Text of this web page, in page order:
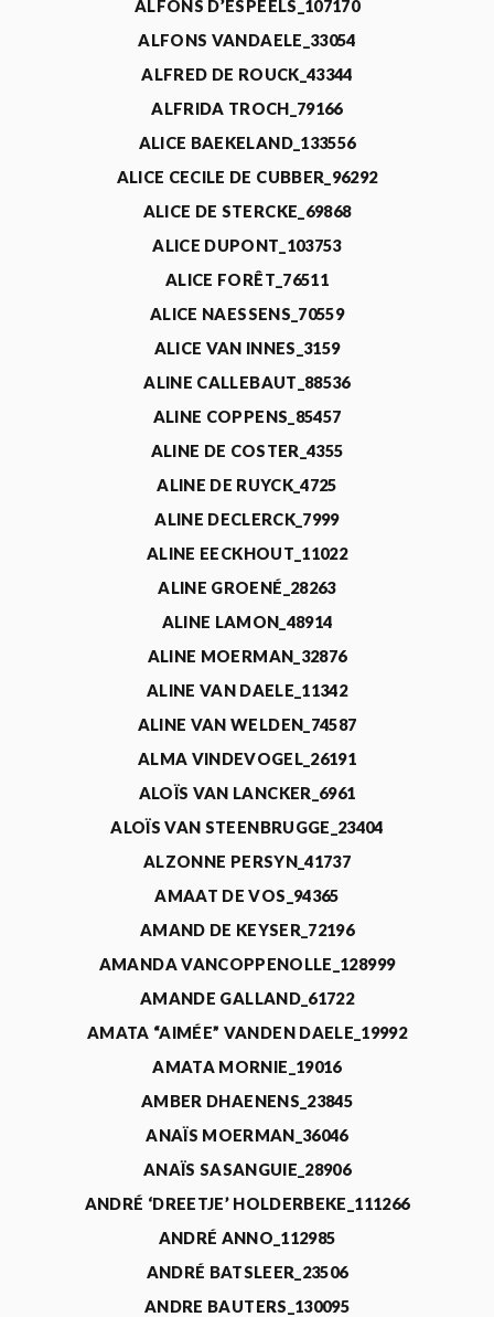
ALFONS D’ESPEELS_107170
ALFONS VANDAELE_33054
ALFRED DE ROUCK_43344
ALFRIDA TROCH_79166
ALICE BAEKELAND_133556
ALICE CECILE DE CUBBER_96292
ALICE DE STERCKE_69868
ALICE DUPONT_103753
ALICE FORÊT_76511
ALICE NAESSENS_70559
ALICE VAN INNES_3159
ALINE CALLEBAUT_88536
ALINE COPPENS_85457
ALINE DE COSTER_4355
ALINE DE RUYCK_4725
ALINE DECLERCK_7999
ALINE EECKHOUT_11022
ALINE GROENÉ_28263
ALINE LAMON_48914
ALINE MOERMAN_32876
ALINE VAN DAELE_11342
ALINE VAN WELDEN_74587
ALMA VINDEVOGEL_26191
ALOÏS VAN LANCKER_6961
ALOÏS VAN STEENBRUGGE_23404
ALZONNE PERSYN_41737
AMAAT DE VOS_94365
AMAND DE KEYSER_72196
AMANDA VANCOPPENOLLE_128999
AMANDE GALLAND_61722
AMATA “AIMÉE” VANDEN DAELE_19992
AMATA MORNIE_19016
AMBER DHAENENS_23845
ANAÏS MOERMAN_36046
ANAÏS SASANGUIE_28906
ANDRÉ ‘DREETJE’ HOLDERBEKE_111266
ANDRÉ ANNO_112985
ANDRÉ BATSLEER_23506
ANDRE BAUTERS_130095